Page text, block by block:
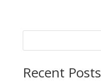
Recent Posts